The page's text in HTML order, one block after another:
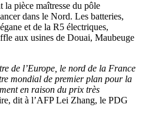
la pièce maîtresse du pôle
dans le Nord. Les batteries,
et de la R5 électriques,
aux usines de Douai, Maubeuge
de l’Europe, le nord de la France
mondial de premier plan pour la
en raison du prix très
dit à l’AFP Lei Zhang, le PDG